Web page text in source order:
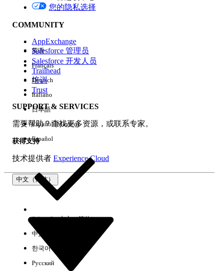
版本
体验
您的隐私选择
COMMUNITY
AppExchange
Salesforce 管理员
Salesforce 开发人员
Trailhead
培训
Trust
SUPPORT & SERVICES
需要帮助？查找更多资源，或联系专家。
获得支持
技术提供者 Experience Cloud
中文（简体）
英语
Français
Deutsch
Italiano
日本語
Español (México)
Español
Select Org中文（简体）
中文（繁体）
한국어
Русский